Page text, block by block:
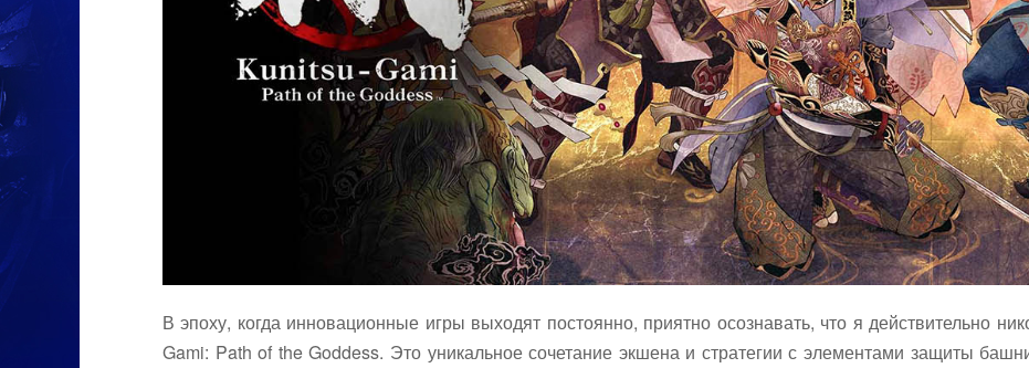
В эпоху, когда инновационные игры выходят постоянно, приятно осознавать, что я действительно
Gami: Path of the Goddess. Это уникальное сочетание экшена и стратегии с элементами защиты